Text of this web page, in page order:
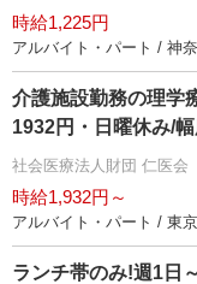
時給1,225円
アルバイト・パート / 神
介護施設勤務の理学
1932円・日曜休み/
社会医療法人財団 仁医会
時給1,932円～
アルバイト・パート / 東
ランチ帯のみ!週1日